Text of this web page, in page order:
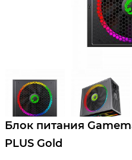
Блок питания
PLUS Gold